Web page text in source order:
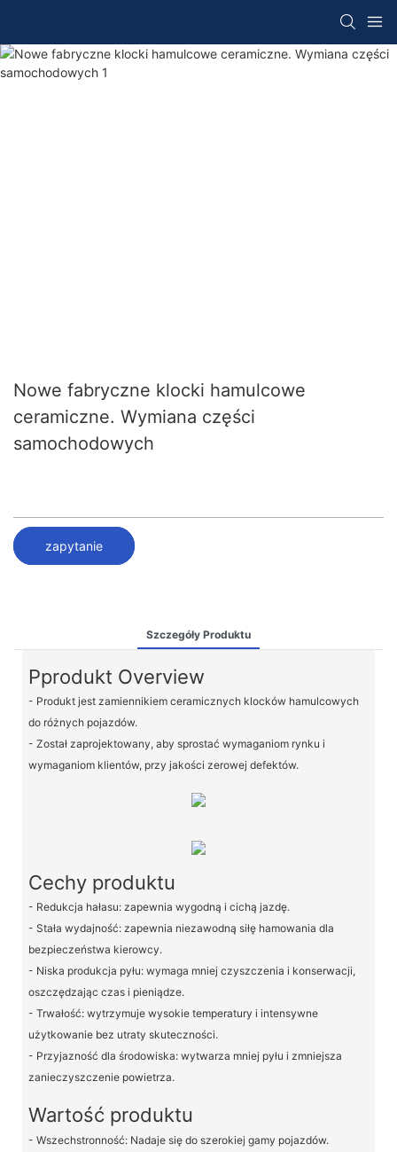
Nowe fabryczne klocki hamulcowe
ceramiczne. Wymiana części
samochodowych
zapytanie
Szczegóły Produktu
Pprodukt Overview
- Produkt jest zamiennikiem ceramicznych klocków hamulcowych
do różnych pojazdów.
- Został zaprojektowany, aby sprostać wymaganiom rynku i
wymaganiom klientów, przy jakości zerowej defektów.
Cechy produktu
- Redukcja hałasu: zapewnia wygodną i cichą jazdę.
- Stała wydajność: zapewnia niezawodną siłę hamowania dla
bezpieczeństwa kierowcy.
- Niska produkcja pyłu: wymaga mniej czyszczenia i konserwacji,
oszczędzając czas i pieniądze.
- Trwałość: wytrzymuje wysokie temperatury i intensywne
użytkowanie bez utraty skuteczności.
- Przyjazność dla środowiska: wytwarza mniej pyłu i zmniejsza
zanieczyszczenie powietrza.
Wartość produktu
- Wszechstronność: Nadaje się do szerokiej gamy pojazdów.